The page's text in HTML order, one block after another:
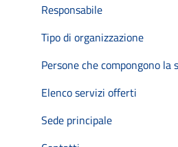
Responsabile
Tipo di organizzazione
Persone che compongono
Elenco servizi offerti
Sede principale